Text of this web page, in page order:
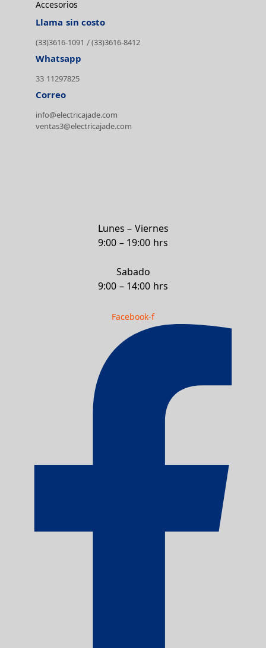
Accesorios
Llama sin costo
(33)3616-1091 / (33)3616-8412
Whatsapp
33 11297825
Correo
info@electricajade.com
ventas3@electricajade.com
Lunes – Viernes
9:00 – 19:00 hrs
Sabado
9:00 – 14:00 hrs
Facebook-f